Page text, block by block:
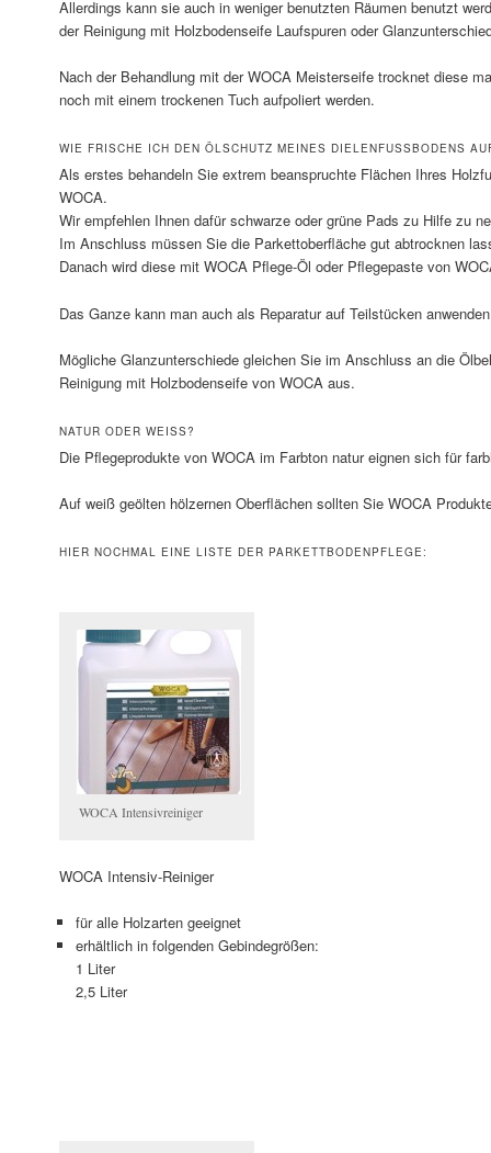
Allerdings kann sie auch in weniger benutzten Räumen benutzt
der Reinigung mit Holzbodenseife Laufspuren oder
Nach der Behandlung mit der WOCA Meisterseife trocknet diese
noch mit einem trockenen Tuch aufpoliert werden.
WIE FRISCHE ICH DEN ÖLSCHUTZ MEINES DIELENFUSSBODENS
Als erstes behandeln Sie extrem beanspruchte Flächen Ihres
WOCA.
Wir empfehlen Ihnen dafür schwarze oder grüne Pads zu Hilfe zu
Im Anschluss müssen Sie die Parkettoberfläche gut abtrocknen
Danach wird diese mit WOCA Pflege-Öl oder Pflegepaste von
Das Ganze kann man auch als Reparatur auf Teilstücken
Mögliche Glanzunterschiede gleichen Sie im Anschluss an die
Reinigung mit Holzbodenseife von WOCA aus.
NATUR ODER WEISS?
Die Pflegeprodukte von WOCA im Farbton natur eignen sich für
Auf weiß geölten hölzernen Oberflächen sollten Sie WOCA
HIER NOCHMAL EINE LISTE DER PARKETTBODENPFLEGE:
WOCA Intensivreiniger
WOCA Intensiv-Reiniger
für alle Holzarten geeignet
erhältlich in folgenden Gebindegrößen:
1 Liter
2,5 Liter